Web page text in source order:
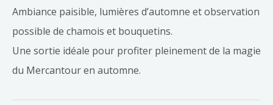
Ambiance paisible, lumières d’automne et observation
possible de chamois et bouquetins.
Une sortie idéale pour profiter pleinement de la magie
du Mercantour en automne.